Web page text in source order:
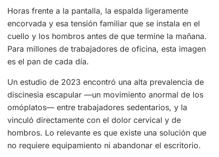
Horas frente a la pantalla, la espalda ligeramente
encorvada y esa tensión familiar que se instala en el
cuello y los hombros antes de que termine la mañana.
Para millones de trabajadores de oficina, esta imagen
es el pan de cada día.
Un estudio de 2023 encontró una alta prevalencia de
discinesia escapular —un movimiento anormal de los
omóplatos— entre trabajadores sedentarios, y la
vinculó directamente con el dolor cervical y de
hombros. Lo relevante es que existe una solución que
no requiere equipamiento ni abandonar el escritorio.